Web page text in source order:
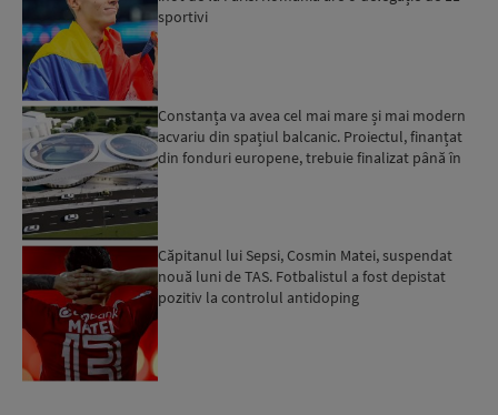
sportivi
Constanța va avea cel mai mare și mai modern
acvariu din spațiul balcanic. Proiectul, finanțat
din fonduri europene, trebuie finalizat până în
Căpitanul lui Sepsi, Cosmin Matei, suspendat
nouă luni de TAS. Fotbalistul a fost depistat
pozitiv la controlul antidoping